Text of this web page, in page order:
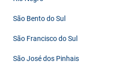
São Bento do Sul
São Francisco do Sul
São José dos Pinhais